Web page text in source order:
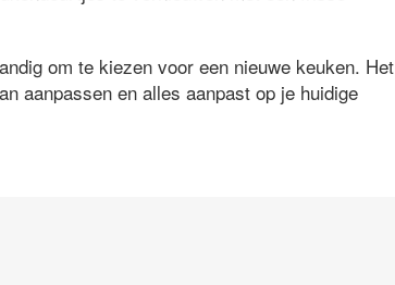
om te kiezen voor een nieuwe keuken. Het
aanpassen en alles aanpast op je huidige